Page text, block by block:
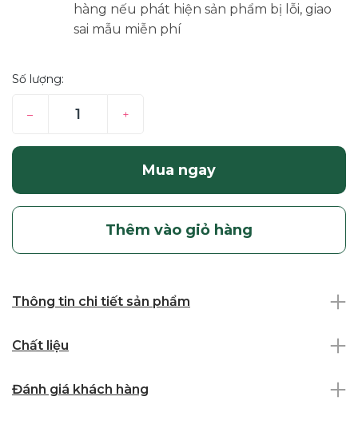
hàng nếu phát hiện sản phẩm bị lỗi, giao
sai mẫu miễn phí
Số lượng:
– +
Mua ngay
Thêm vào giỏ hàng
Thông tin chi tiết sản phẩm
Chất liệu
Đánh giá khách hàng